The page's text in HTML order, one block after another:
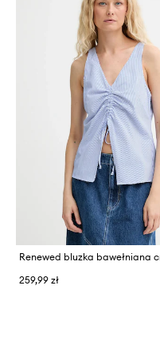
259,99 zł